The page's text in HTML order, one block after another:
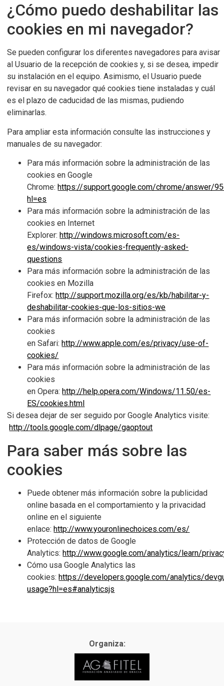
¿Cómo puedo deshabilitar las
cookies en mi navegador?
Se pueden configurar los diferentes navegadores para avisar
al Usuario de la recepción de cookies y, si se desea, impedir
su instalación en el equipo. Asimismo, el Usuario puede
revisar en su navegador qué cookies tiene instaladas y cuál
es el plazo de caducidad de las mismas, pudiendo
eliminarlas.
Para ampliar esta información consulte las instrucciones y
manuales de su navegador:
Para más información sobre la administración de las
cookies en Google
Chrome: https://support.google.com/chrome/answer/
hl=es
Para más información sobre la administración de las
cookies en Internet
Explorer: http://windows.microsoft.com/es-
es/windows-vista/cookies-frequently-asked-
questions
Para más información sobre la administración de las
cookies en Mozilla
Firefox: http://support.mozilla.org/es/kb/habilitar-y-
deshabilitar-cookies-que-los-sitios-we
Para más información sobre la administración de las
cookies
en Safari: http://www.apple.com/es/privacy/use-of-
cookies/
Para más información sobre la administración de las
cookies
en Opera: http://help.opera.com/Windows/11.50/es-
ES/cookies.html
Si desea dejar de ser seguido por Google Analytics visite:
http://tools.google.com/dlpage/gaoptout
Para saber más sobre las
cookies
Puede obtener más información sobre la publicidad
online basada en el comportamiento y la privacidad
online en el siguiente
enlace:http://www.youronlinechoices.com/es/
Protección de datos de Google
Analytics:http://www.google.com/analytics/learn/
Cómo usa Google Analytics las
cookies:https://developers.google.com/analytics/
usage?hl=es#analyticsjs
Organiza: